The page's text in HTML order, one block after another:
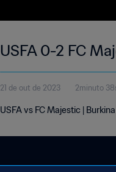
USFA 0-2 FC
21 de out de 2023 2minuto
USFA vs FC Majestic |